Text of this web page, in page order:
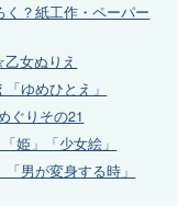
？紙工作・ペーパー
女ぬりえ
ゆめひとえ」
ぐりその21
姫」「少女絵」
男が変身する時」